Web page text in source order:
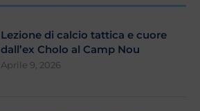
Lezione di calcio tattica e cuore
dall’ex Cholo al Camp Nou
Aprile 9, 2026